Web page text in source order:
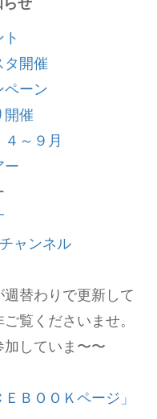
開催
ーン
開催
～９月
ャンネル
替わりで更新して
覧くださいませ。
していま〜〜
ＢＯＯＫページ」